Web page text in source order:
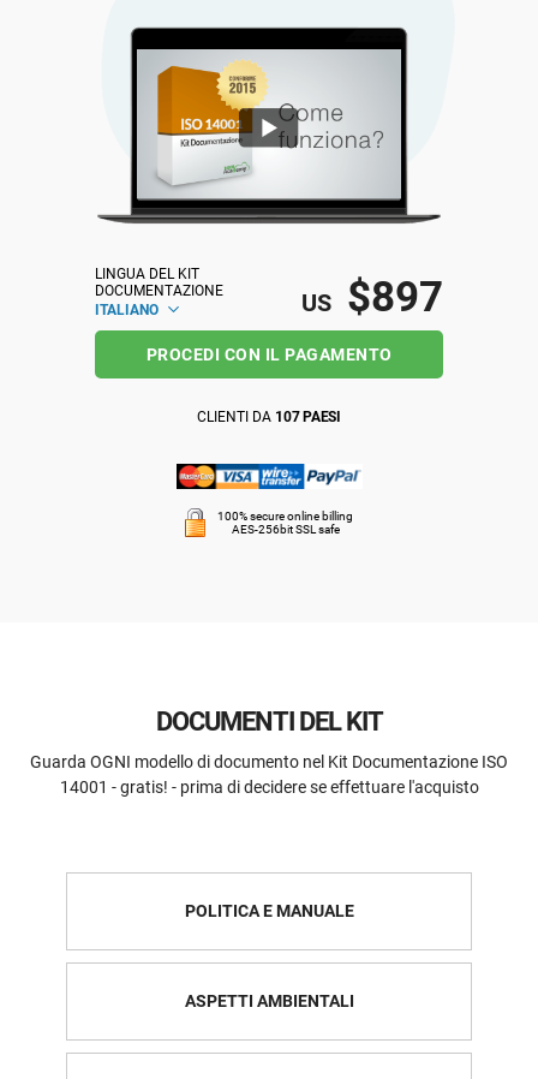
Laboratori
LINGUA DEL KIT
DOCUMENTAZIONE
ITALIANO
US $897
PROCEDI CON IL PAGAMENTO
CLIENTI DA 107 PAESI
100% secure online billing
AES-256bit SSL safe
DOCUMENTI DEL KIT
Guarda OGNI modello di documento nel Kit Documentazione ISO
14001 - gratis! - prima di decidere se effettuare l'acquisto
POLITICA E MANUALE
ASPETTI AMBIENTALI